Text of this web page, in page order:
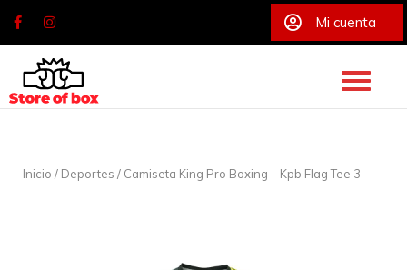
Mi cuenta
content
Inicio / Deportes / Camiseta King Pro Boxing – Kpb Flag Tee 3